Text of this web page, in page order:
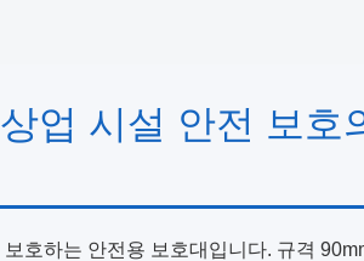
업 시설 안전 보호
호하는 안전용 보호대입니다. 규격